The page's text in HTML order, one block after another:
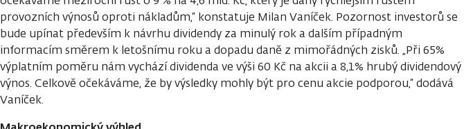
provozních výnosů oproti nákladům,“ konstatuje Milan Vaníček. Pozornost investorů se
bude upínat především k návrhu dividendy za minulý rok a dalším případným
informacím směrem k letošnímu roku a dopadu daně z mimořádných zisků. „Při 65%
výplatním poměru nám vychází dividenda ve výši 60 Kč na akcii a 8,1% hrubý dividendový
výnos. Celkově očekáváme, že by výsledky mohly být pro cenu akcie podporou,“ dodává
Vaníček.